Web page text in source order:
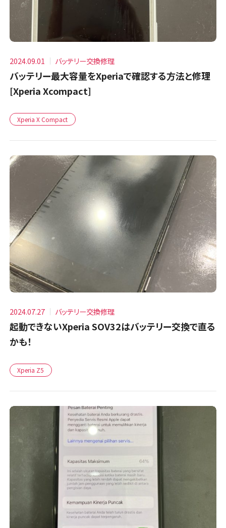
2024.09.01 バッテリー交換修理
バッテリー最大容量をXperiaで確認する方法と修理
[Xperia Xcompact]
Xperia X Compact
2024.07.27 バッテリー交換修理
起動できないXperia SOV32はバッテリー交換で直る
かも！
Xperia Z5